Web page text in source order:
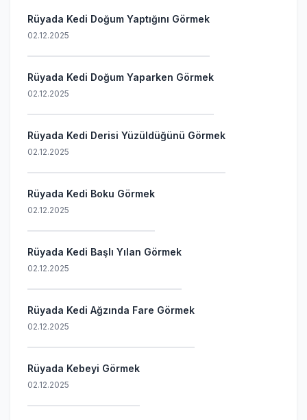
Rüyada Kedi Doğum Yaptığını Görmek
02.12.2025
Rüyada Kedi Doğum Yaparken Görmek
02.12.2025
Rüyada Kedi Derisi Yüzüldüğünü Görmek
02.12.2025
Rüyada Kedi Boku Görmek
02.12.2025
Rüyada Kedi Başlı Yılan Görmek
02.12.2025
Rüyada Kedi Ağzında Fare Görmek
02.12.2025
Rüyada Kebeyi Görmek
02.12.2025